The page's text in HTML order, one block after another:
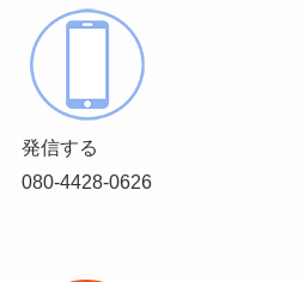
発信する
080-4428-0626